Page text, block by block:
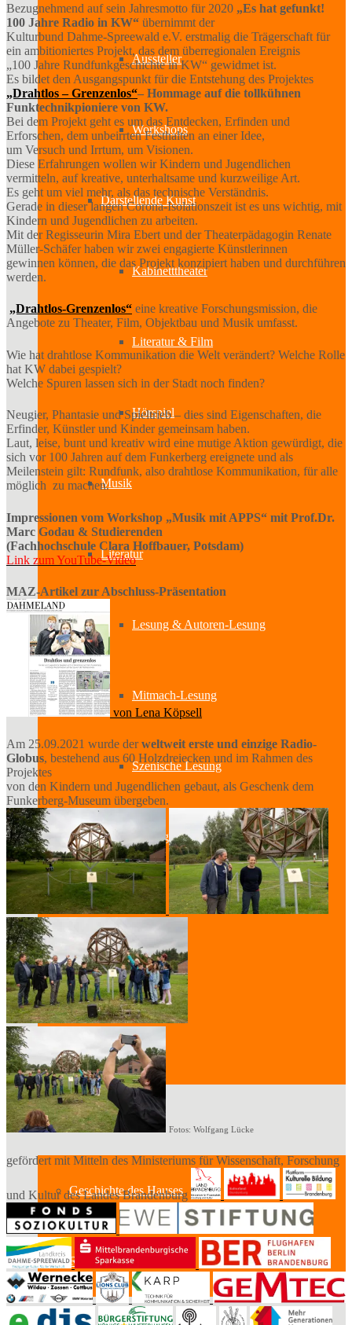
Aussteller
Workshops
Darstellende Kunst
Kabinetttheater
Literatur & Film
Hörspiel
Musik
Literatur
Lesung & Autoren-Lesung
Mitmach-Lesung
Szenische Lesung
Lesung und Musik
Spurensuche
Der Vorstand
Mitglied werden
Standort
Geschichte des Hauses
Raumpläne
Bezugnehmend auf sein Jahresmotto für 2020 „Es hat gefunkt!
100 Jahre Radio in KW“ übernimmt der
Kulturbund Dahme-Spreewald e.V. erstmalig die Trägerschaft für
ein ambitioniertes Projekt, das dem überregionalen Ereignis
„100 Jahre Rundfunkgeschichte in KW“ gewidmet ist.
Es bildet den Ausgangspunkt für die Entstehung des Projektes
„Drahtlos – Grenzenlos“– Hommage auf die tollkühnen
Funktechnikpioniere von KW.
Bei dem Projekt geht es um das Entdecken, Erfinden und
Erforschen, dem unbeirrten Festhalten an einer Idee,
um Versuch und Irrtum, um Visionen.
Diese Erfahrungen wollen wir Kindern und Jugendlichen
vermitteln, auf kreative, unterhaltsame und kurzweilige Art.
Es geht um viel mehr, als das technische Verständnis.
Gerade in dieser langen Corona-Isolationszeit ist es uns wichtig, mit
Kindern und Jugendlichen zu arbeiten.
Mit der Regisseurin Mira Ebert und der Theaterpädagogin Renate
Müller-Schäfer haben wir zwei engagierte Künstlerinnen
gewinnen können, die das Projekt konzipiert haben und durchführen
werden.
„Drahtlos-Grenzenlos“ eine kreative Forschungsmission, die
Angebote zu Theater, Film, Objektbau und Musik umfasst.
Wie hat drahtlose Kommunikation die Welt verändert? Welche Rolle
hat KW dabei gespielt?
Welche Spuren lassen sich in der Stadt noch finden?
Neugier, Phantasie und Spieltrieb – dies sind Eigenschaften, die
Erfinder, Künstler und Kinder gemeinsam haben.
Laut, leise, bunt und kreativ wird eine mutige Aktion gewürdigt, die
sich vor 100 Jahren auf dem Funkerberg ereignete und als
Meilenstein gilt: Rundfunk, also drahtlose Kommunikation, für alle
möglich zu machen.
Impressionen vom Workshop „Musik mit APPS“ mit Prof.Dr.
Marc Godau & Studierenden
(Fachhochschule Clara Hoffbauer, Potsdam)
Link zum YouTube-Video
MAZ-Artikel zur Abschluss-Präsentation
von Lena Köpsell
Am 25.09.2021 wurde derweltweit erste und einzige Radio-
Globus, bestehend aus 60 Holzdreiecken und im Rahmen des
Projektes
von den Kindern und Jugendlichen gebaut, als Geschenk dem
Funkerberg-Museum übergeben.
Fotos: Wolfgang Lücke
gefördert mit Mitteln des Ministeriums für Wissenschaft, Forschung
und Kultur des Landes Brandenburg